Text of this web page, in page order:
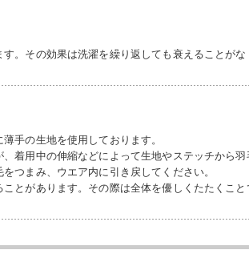
。その効果は洗濯を繰り返しても衰えることがな
手の生地を使用しております。
着用中の伸縮などによって生地やステッチから羽
つまみ、ウエア内に引き戻してください。
とがあります。その際は全体を優しくたたくこと